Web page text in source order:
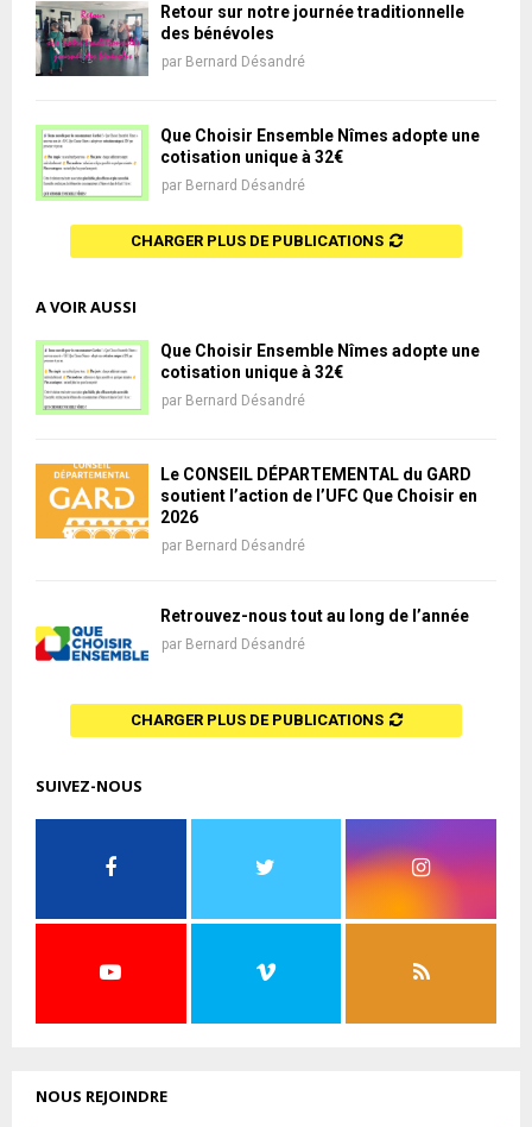
Retour sur notre journée traditionnelle
des bénévoles
par Bernard Désandré
Que Choisir Ensemble Nîmes adopte une
cotisation unique à 32€
par Bernard Désandré
CHARGER PLUS DE PUBLICATIONS
A VOIR AUSSI
Que Choisir Ensemble Nîmes adopte une
cotisation unique à 32€
par Bernard Désandré
Le CONSEIL DÉPARTEMENTAL du GARD
soutient l’action de l’UFC Que Choisir en
2026
par Bernard Désandré
Retrouvez-nous tout au long de l’année
par Bernard Désandré
CHARGER PLUS DE PUBLICATIONS
SUIVEZ-NOUS
NOUS REJOINDRE